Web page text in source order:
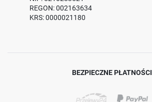
REGON: 002163634
KRS: 0000021180
BEZPIECZNE PŁATNOŚCI